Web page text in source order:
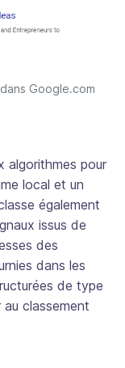
Google.com
algorithmes pour
local et un
également
issus de
des
dans les
de type
classement